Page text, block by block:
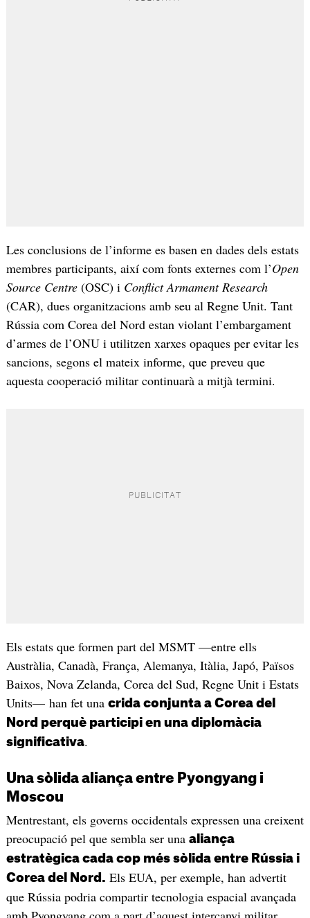
Les conclusions de l’informe es basen en dades dels estats
membres participants, així com fonts externes com l’Open
Source Centre(OSC) i Conflict Armament Research
(CAR), dues organitzacions amb seu al Regne Unit. Tant
Rússia com Corea del Nord estan violant l’embargament
d’armes de l’ONU i utilitzen xarxes opaques per evitar les
sancions, segons el mateix informe, que preveu que
aquesta cooperació militar continuarà a mitjà termini.
Els estats que formen part del MSMT —entre ells
Austràlia, Canadà, França, Alemanya, Itàlia, Japó, Països
Baixos, Nova Zelanda, Corea del Sud, Regne Unit i Estats
Units— han fet una crida conjunta a Corea del
Nord perquè participi en una diplomàcia
significativa.
Una sòlida aliança entre Pyongyang i
Moscou
Mentrestant, els governs occidentals expressen una creixent
preocupació pel que sembla ser una aliança
estratègica cada cop més sòlida entre Rússia i
Corea del Nord. Els EUA, per exemple, han advertit
que Rússia podria compartir tecnologia espacial avançada